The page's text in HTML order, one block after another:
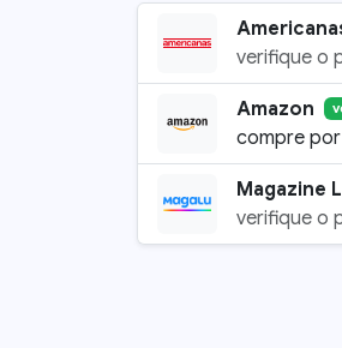
verifique o
Amazon
compre por
Magazine
verifique o